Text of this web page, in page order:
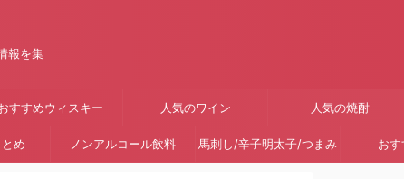
報を集
すすめウィスキー 人気のワイン 人気の焼酎
め ノンアルコール飲料 馬刺し/辛子明太子/つまみ お